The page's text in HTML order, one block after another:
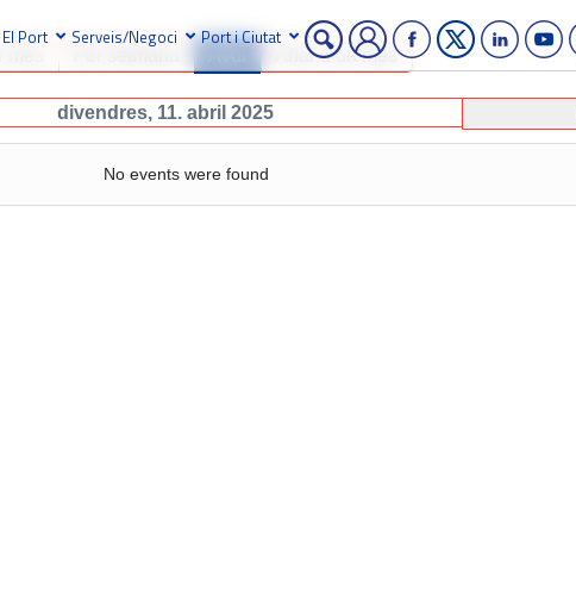
El Port Serveis/Negoci Port i Ciutat
Anar a un mes
divendres, 11. abril 2025
No events were found